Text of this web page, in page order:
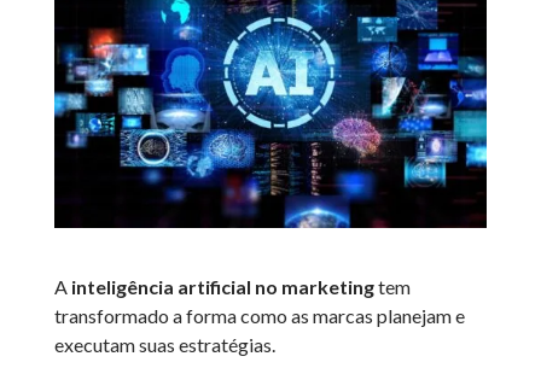
A inteligência artificial no marketingtem
transformado a forma como as marcas planejam e
executam suas estratégias.